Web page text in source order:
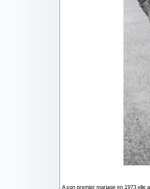
A son premier mariage en 1973 elle